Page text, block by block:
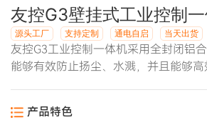
友控G3壁挂式工业控制
源头工厂 支持定制 通电自启 当天出货
友控G3工业控制一体机采用全封闭铝合
能够有效防止扬尘、水溅，并且能够
产品特色